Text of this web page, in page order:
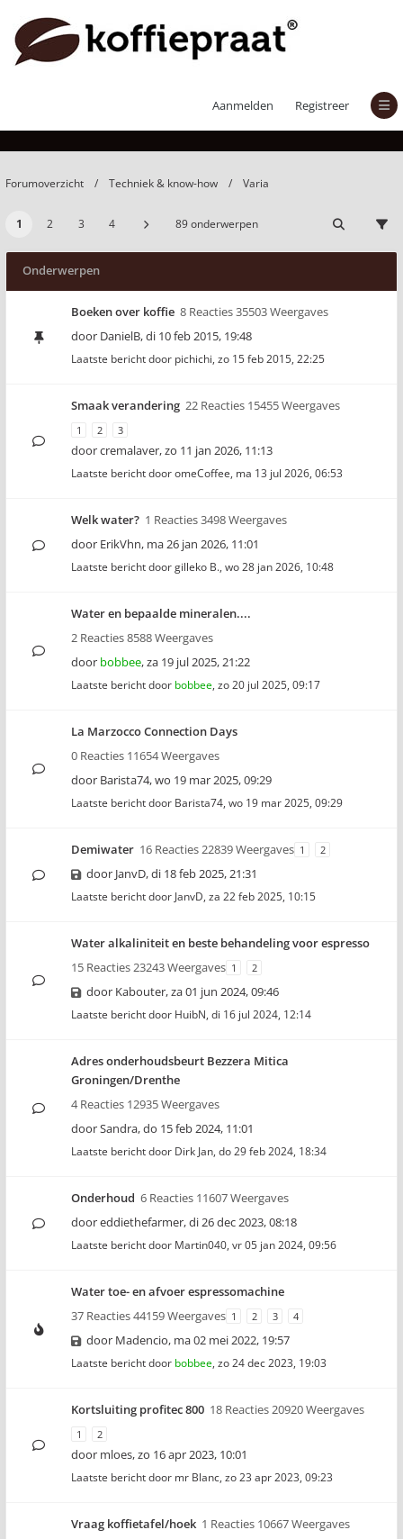
Aanmelden Registreer
Forumoverzicht Techniek & know-how Varia
1 2 3 4 89 onderwerpen
Onderwerpen
Boeken over koffie 8 Reacties 35503 Weergaves
door DanielB,di 10 feb 2015, 19:48
Laatste bericht door pichichi, zo 15 feb 2015, 22:25
Smaak verandering 22 Reacties 15455 Weergaves
1 2 3
doorcremalaver,zo 11 jan 2026, 11:13
Laatste bericht dooromeCoffee, ma 13 jul 2026, 06:53
Welk water? 1 Reacties 3498 Weergaves
door ErikVhn, ma 26 jan 2026, 11:01
Laatste bericht doorgilleko B., wo 28 jan 2026, 10:48
Water en bepaalde mineralen....
2 Reacties 8588 Weergaves
door bobbee,za 19 jul 2025, 21:22
Laatste bericht door bobbee, zo 20 jul 2025, 09:17
La Marzocco Connection Days
0 Reacties 11654 Weergaves
door Barista74,wo 19 mar 2025, 09:29
Laatste bericht door Barista74, wo 19 mar 2025, 09:29
Demiwater 16 Reacties 22839 Weergaves 1 2
door JanvD,di 18 feb 2025, 21:31
Laatste bericht door JanvD, za 22 feb 2025, 10:15
Water alkaliniteit en beste behandeling voor espresso
15 Reacties 23243 Weergaves 1 2
door Kabouter,za 01 jun 2024, 09:46
Laatste bericht door HuibN, di 16 jul 2024, 12:14
Adres onderhoudsbeurt Bezzera Mitica
Groningen/Drenthe
4 Reacties 12935 Weergaves
doorSandra,do 15 feb 2024, 11:01
Laatste bericht door Dirk Jan, do 29 feb 2024, 18:34
Onderhoud 6 Reacties 11607 Weergaves
dooreddiethefarmer,di 26 dec 2023, 08:18
Laatste bericht door Martin040, vr 05 jan 2024, 09:56
Water toe- en afvoer espressomachine
37 Reacties 44159 Weergaves 1 2 3 4
door Madencio, ma 02 mei 2022, 19:57
Laatste bericht door bobbee, zo 24 dec 2023, 19:03
Kortsluiting profitec 800 18 Reacties 20920 Weergaves
1 2
door mloes,zo 16 apr 2023, 10:01
Laatste bericht door mr Blanc, zo 23 apr 2023, 09:23
Vraag koffietafel/hoek 1 Reacties 10667 Weergaves